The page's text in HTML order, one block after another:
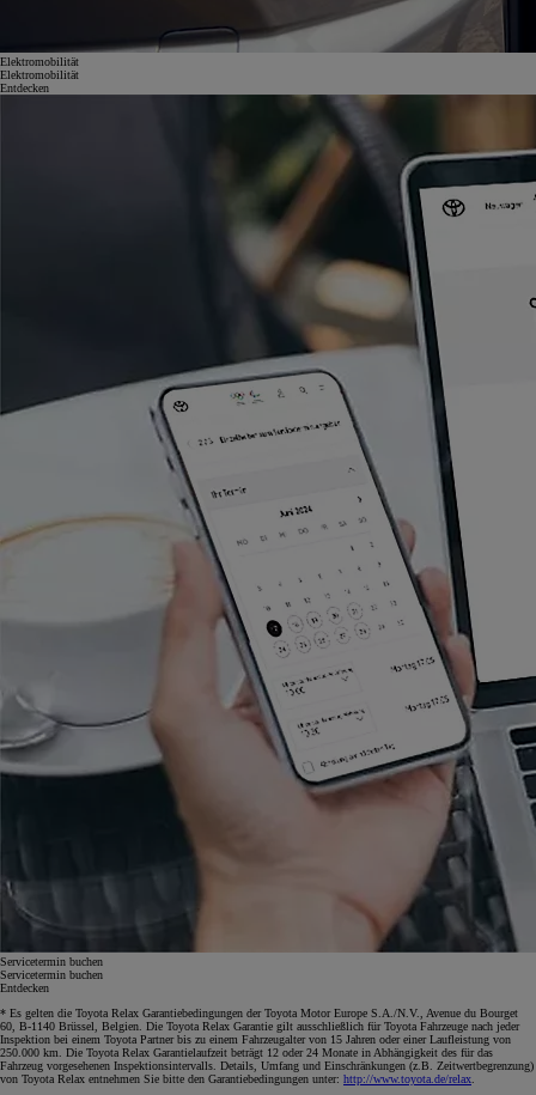
Elektromobilität
Elektromobilität
Entdecken
Servicetermin buchen
Servicetermin buchen
Entdecken
* Es gelten die Toyota Relax Garantiebedingungen der Toyota Motor Europe S.A./N.V., Avenue du Bourget
60, B-1140 Brüssel, Belgien. Die Toyota Relax Garantie gilt ausschließlich für Toyota Fahrzeuge nach jeder
Inspektion bei einem Toyota Partner bis zu einem Fahrzeugalter von 15 Jahren oder einer Laufleistung von
250.000 km. Die Toyota Relax Garantielaufzeit beträgt 12 oder 24 Monate in Abhängigkeit des für das
Fahrzeug vorgesehenen Inspektionsintervalls. Details, Umfang und Einschränkungen (z.B. Zeitwertbegrenzung)
von Toyota Relax entnehmen Sie bitte den Garantiebedingungen unter: http://www.toyota.de/relax